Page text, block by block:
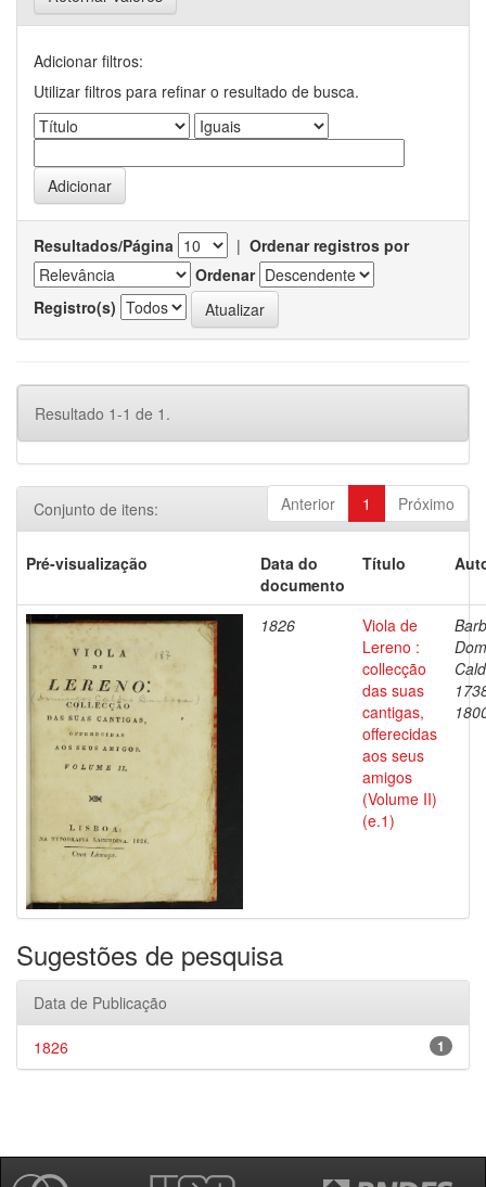
Adicionar filtros:
Utilizar filtros para refinar o resultado de busca.
Resultados/Página | Ordenar registros por
Ordenar
Registro(s)
Resultado 1-1 de 1.
Anterior 1 Próximo
Conjunto de itens:
Pré-visualização
Data do
documento
Título
1826
Viola de
Lereno :
collecção
das suas
cantigas,
offerecidas
aos seus
amigos
(Volume II)
(e.1)
Sugestões de pesquisa
Data de Publicação
1
1826